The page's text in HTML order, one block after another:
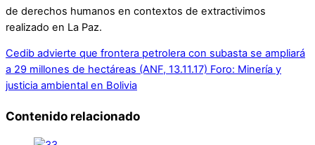
de derechos humanos en contextos de extractivimos
realizado en La Paz.
Cedib advierte que frontera petrolera con subasta se ampliará
a 29 millones de hectáreas (ANF, 13.11.17) Foro: Minería y
justicia ambiental en Bolivia
Contenido relacionado